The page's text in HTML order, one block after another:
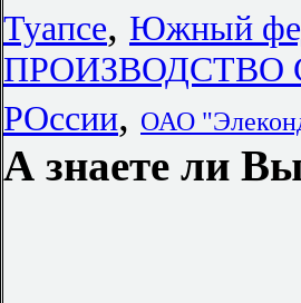
Туапсе, Южный
ПРОИЗВОДСТВО
РОссии, ОАО
А знаете ли